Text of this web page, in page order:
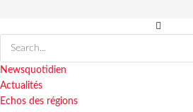
Newsquotidien
Actualités
Echos des régions